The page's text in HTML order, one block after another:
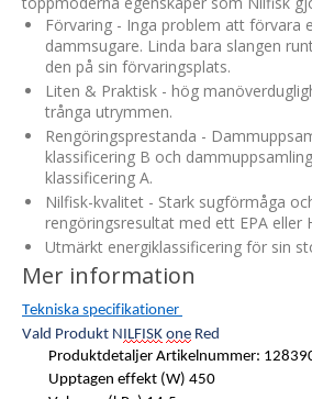
Förvaring - Inga problem att förvara
dammsugare. Linda bara slangen
den på sin förvaringsplats.
Liten & Praktisk - hög
trånga utrymmen.
Rengöringsprestanda -
klassificering B och
klassificering A.
Nilfisk-kvalitet - Stark sugförmåga
rengöringsresultat med ett EPA eller
Utmärkt energiklassificering för sin
Mer information
Tekniska specifikationer
Vald Produkt NILFISK one Red
Produktdetaljer Artikelnummer:
Upptagen effekt (W) 450